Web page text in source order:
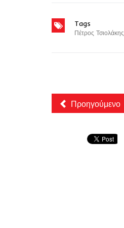
Tags
Πέτρος Τσιολάκης
Προηγούμενο